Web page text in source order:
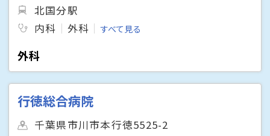
北国分駅
内科
外科 すべて見る
外科
行徳総合病院
千葉県市川市本行徳5525-2